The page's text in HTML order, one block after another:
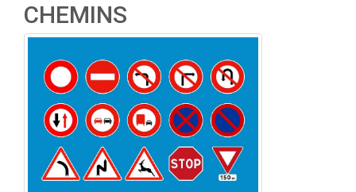
CHEMINS